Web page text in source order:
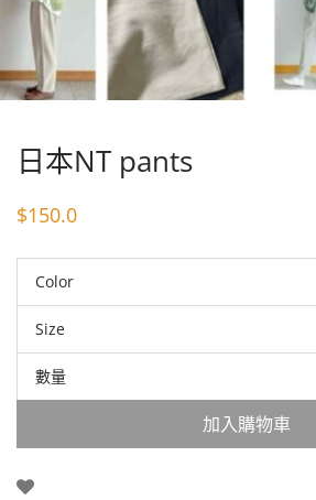
日本NT pants
$150.0
Color
Size
數量
加入購物車